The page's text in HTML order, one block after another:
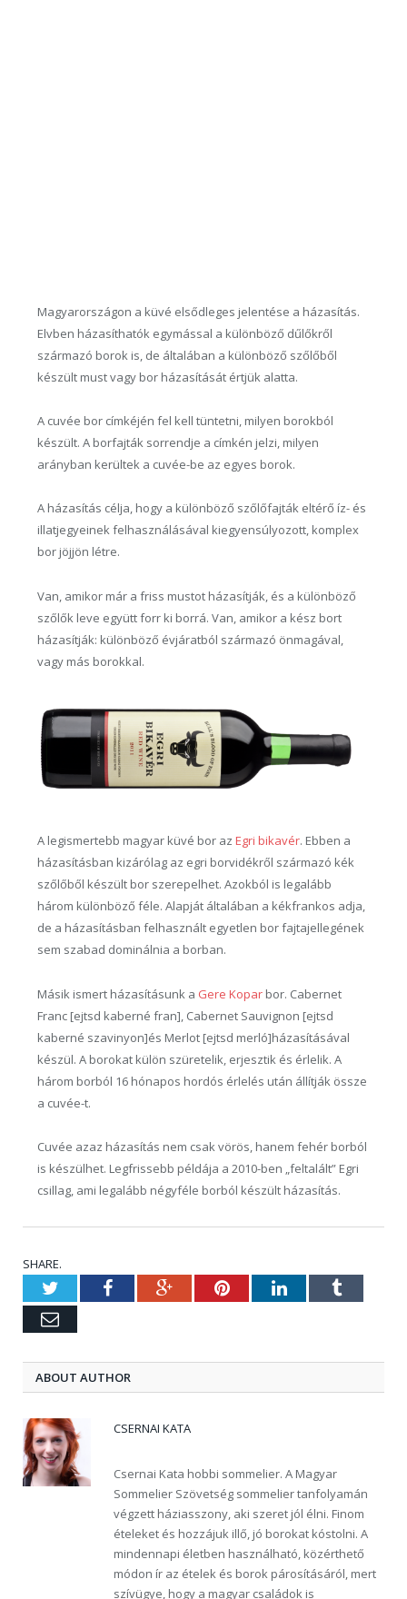
Magyarországon a küvé elsődleges jelentése a házasítás.
Elvben házasíthatók egymással a különböző dűlőkről
származó borok is, de általában a különböző szőlőből
készült must vagy bor házasítását értjük alatta.
A cuvée bor címkéjén fel kell tüntetni, milyen borokból
készült. A borfajták sorrendje a címkén jelzi, milyen
arányban kerültek a cuvée-be az egyes borok.
A házasítás célja, hogy a különböző szőlőfajták eltérő íz- és
illatjegyeinek felhasználásával kiegyensúlyozott, komplex
bor jöjjön létre.
Van, amikor már a friss mustot házasítják, és a különböző
szőlők leve együtt forr ki borrá. Van, amikor a kész bort
házasítják: különböző évjáratból származó önmagával,
vagy más borokkal.
A legismertebb magyar küvé bor az Egri bikavér. Ebben a
házasításban kizárólag az egri borvidékről származó kék
szőlőből készült bor szerepelhet. Azokból is legalább
három különböző féle. Alapját általában a kékfrankos adja,
de a házasításban felhasznált egyetlen bor fajtajellegének
sem szabad dominálnia a borban.
Másik ismert házasításunk a Gere Koparbor. Cabernet
Franc [ejtsd kaberné fran], Cabernet Sauvignon [ejtsd
kaberné szavinyon]és Merlot [ejtsd merló]házasításával
készül. A borokat külön szüretelik, erjesztik és érlelik. A
három borból 16 hónapos hordós érlelés után állítják össze
a cuvée-t.
Cuvée azaz házasítás nem csak vörös, hanem fehér borból
is készülhet. Legfrissebb példája a 2010-ben „feltalált” Egri
csillag, ami legalább négyféle borból készült házasítás.
SHARE.
TwitterFacebookGoogle+PinterestLinkedInTumblr
Email
ABOUT AUTHOR
CSERNAI KATA
Csernai Kata hobbi sommelier. A Magyar
Sommelier Szövetség sommelier tanfolyamán
végzett háziasszony, aki szeret jól élni. Finom
ételeket és hozzájuk illő, jó borokat kóstolni. A
mindennapi életben használható, közérthető
módon ír az ételek és borok párosításáról, mert
szívügye, hogy a magyar családok is